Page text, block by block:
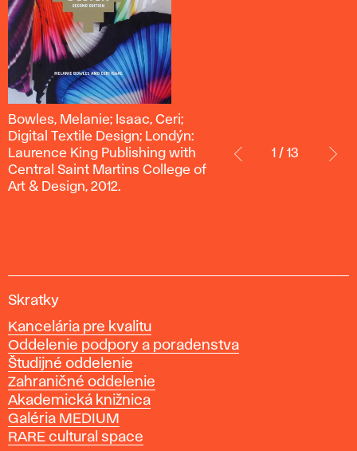
Bowles,
Melanie;
Isaac,
Ceri;
Digital
King
Publishing
Central
Saint
Martins
College
of
Art
& Design,
Bowles, Melanie; Isaac, Ceri;
Digital Textile Design; Londýn:
Laurence King Publishing with
Central Saint Martins College of
Art & Design, 2012.
1 / 13
V
s
o
k
á
š
k
o
Skratky
Kancelária pre kvalitu
Oddelenie podpory a poradenstva
Študijné oddelenie
Zahraničné oddelenie
Akademická knižnica
Galéria MEDIUM
RARE cultural space